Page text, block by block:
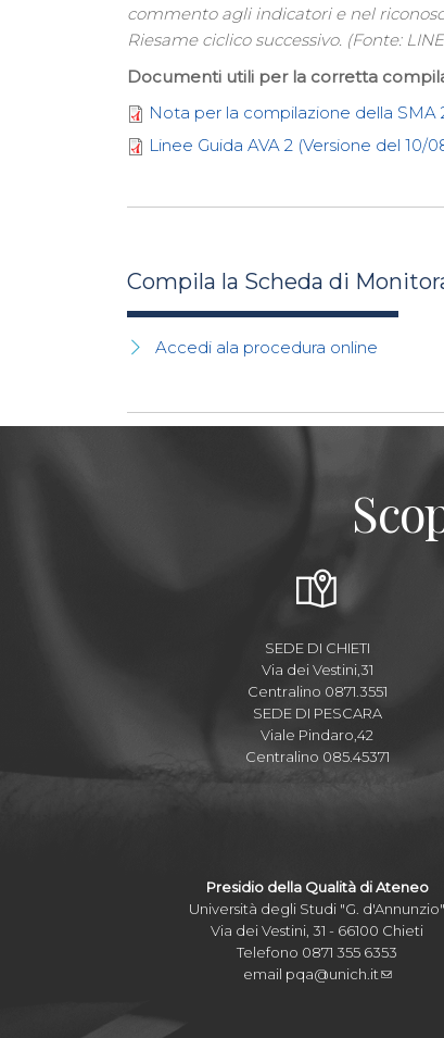
commento agli indicatori e nel
Riesame ciclico successivo. (Fonte:
Documenti utili per la corretta
Nota per la compilazione della SMA
Linee Guida AVA 2 (Versione del 10/
Compila la Scheda di
Accedi ala procedura online
SEDE DI CHIETI
Via dei Vestini,31
Centralino 0871.3551
SEDE DI PESCARA
Viale Pindaro,42
Centralino 085.45371
Presidio della Qualità di Ateneo
Università degli Studi "G. d'Annunzio"
Via dei Vestini, 31 - 66100 Chieti
Telefono 0871 355 6353
email pqa@unich.it